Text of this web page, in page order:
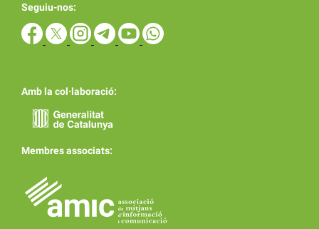
Seguiu-nos:
Amb la col·laboració:
Membres associats: